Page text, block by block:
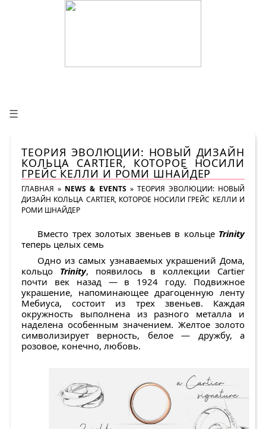
☰
ТЕОРИЯ ЭВОЛЮЦИИ: НОВЫЙ ДИЗАЙН
КОЛЬЦА CARTIER, КОТОРОЕ НОСИЛИ
ГРЕЙС КЕЛЛИ И РОМИ ШНАЙДЕР
ГЛАВНАЯ » NEWS & EVENTS » ТЕОРИЯ ЭВОЛЮЦИИ: НОВЫЙ
ДИЗАЙН КОЛЬЦА CARTIER, КОТОРОЕ НОСИЛИ ГРЕЙС КЕЛЛИ И
РОМИ ШНАЙДЕР
Вместо трех золотых звеньев в кольце Trinity
теперь целых семь
Одно из самых узнаваемых украшений Дома,
кольцо Trinity, появилось в коллекции Cartier
почти век назад — в 1924 году. Подвижное
украшение, напоминающее драгоценную ленту
Мебиуса, состоит из трех звеньев. Каждая
окружность выполнена из разного металла и
наделена особенным значением. Желтое золото
символизирует верность, белое — дружбу, а
розовое, конечно, любовь.